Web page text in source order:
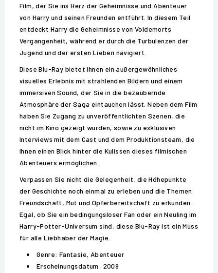
Film, der Sie ins Herz der Geheimnisse und Abenteuer
von Harry und seinen Freunden entführt. In diesem Teil
entdeckt Harry die Geheimnisse von Voldemorts
Vergangenheit, während er durch die Turbulenzen der
Jugend und der ersten Lieben navigiert.
Diese Blu-Ray bietet Ihnen ein außergewöhnliches
visuelles Erlebnis mit strahlenden Bildern und einem
immersiven Sound, der Sie in die bezaubernde
Atmosphäre der Saga eintauchen lässt. Neben dem Film
haben Sie Zugang zu unveröffentlichten Szenen, die
nicht im Kino gezeigt wurden, sowie zu exklusiven
Interviews mit dem Cast und dem Produktionsteam, die
Ihnen einen Blick hinter die Kulissen dieses filmischen
Abenteuers ermöglichen.
Verpassen Sie nicht die Gelegenheit, die Höhepunkte
der Geschichte noch einmal zu erleben und die Themen
Freundschaft, Mut und Opferbereitschaft zu erkunden.
Egal, ob Sie ein bedingungsloser Fan oder ein Neuling im
Harry-Potter-Universum sind, diese Blu-Ray ist ein Muss
für alle Liebhaber der Magie.
Genre: Fantasie, Abenteuer
Erscheinungsdatum: 2009